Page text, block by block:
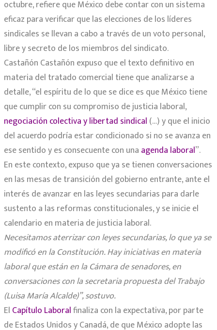
octubre, refiere que México debe contar con un sistema
eficaz para verificar que las elecciones de los líderes
sindicales se llevan a cabo a través de un voto personal,
libre y secreto de los miembros del sindicato.
Castañón Castañón expuso que el texto definitivo en
materia del tratado comercial tiene que analizarse a
detalle, “el espíritu de lo que se dice es que México tiene
que cumplir con su compromiso de justicia laboral,
negociación colectiva y libertad sindical (…) y que el inicio
del acuerdo podría estar condicionado si no se avanza en
ese sentido y es consecuente con una agenda laboral”.
En este contexto, expuso que ya se tienen conversaciones
en las mesas de transición del gobierno entrante, ante el
interés de avanzar en las leyes secundarias para darle
sustento a las reformas constitucionales, y se inicie el
calendario en materia de justicia laboral.
Necesitamos aterrizar con leyes secundarias, lo que ya se
modificó en la Constitución. Hay iniciativas en materia
laboral que están en la Cámara de senadores, en
conversaciones con la secretaria propuesta del Trabajo
(Luisa María Alcalde)”, sostuvo.
El Capítulo Laboralfinaliza con la expectativa, por parte
de Estados Unidos y Canadá, de que México adopte las